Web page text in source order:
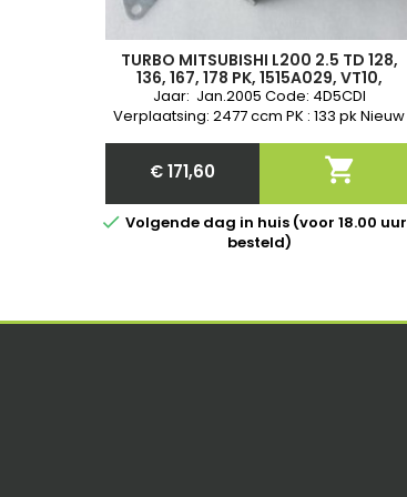
TURBO MITSUBISHI L200 2.5 TD 128,
136, 167, 178 PK, 1515A029, VT10,
VA420088, VB420088, VC420088,
VD420088, VE420088, VF420088
Jaar: Jan.2005 Code: 4D5CDI
Verplaatsing: 2477 ccm PK : 133 pk Nieuw
Price
€ 171,60 
 Volgende dag in huis (voor 18.00 uur
besteld)